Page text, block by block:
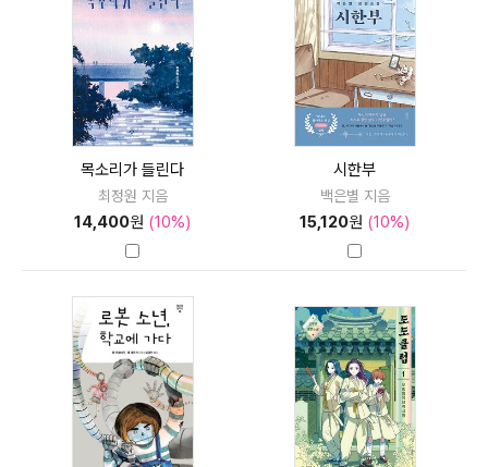
목소리가 들린다
최정원 지음
14,400원 (10%)
시한부
백은별 지음
15,120원 (10%)